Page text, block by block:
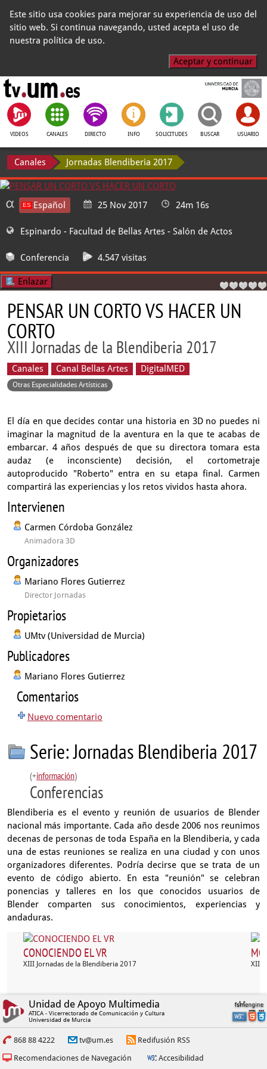
Este sitio usa cookies para mejorar su experiencia de uso del
sitio web. Si continua navegando, usted acepta el uso de
nuestra política de uso.
Aceptar y continuar
VIDEOS CANALES DIRECTO INFO SOLICITUDES BUSCAR USUARIO
Canales Jornadas Blendiberia 2017
Español 25 Nov 2017 24m 16s
Espinardo - Facultad de Bellas Artes - Salón de Actos
Conferencia 4.547 visitas
Enlazar
PENSAR UN CORTO VS HACER UN
CORTO
XIII Jornadas de la Blendiberia 2017
Canales Canal Bellas Artes DigitalMED
Otras Especialidades Artísticas
El día en que decides contar una historia en 3D no puedes ni
imaginar la magnitud de la aventura en la que te acabas de
embarcar. 4 años después de que su directora tomara esta
audaz (e inconsciente) decisión, el cortometraje
autoproducido "Roberto" entra en su etapa final. Carmen
compartirá las experiencias y los retos vividos hasta ahora.
Intervienen
Carmen Córdoba González
Animadora 3D
Organizadores
Mariano Flores Gutierrez
Director Jornadas
Propietarios
UMtv (Universidad de Murcia)
Publicadores
Mariano Flores Gutierrez
Comentarios
Nuevo comentario
Serie: Jornadas Blendiberia 2017
(+información)
Conferencias
Blendiberia es el evento y reunión de usuarios de Blender
nacional más importante. Cada año desde 2006 nos reunimos
decenas de personas de toda España en la Blendiberia, y cada
una de estas reuniones se realiza en una ciudad y con unos
organizadores diferentes. Podría decirse que se trata de un
evento de código abierto. En esta "reunión" se celebran
ponencias y talleres en los que conocidos usuarios de
Blender comparten sus conocimientos, experiencias y
andaduras.
CONOCIENDO EL VR
XIII Jornadas de la Blendiberia 2017 XIII
Unidad de Apoyo Multimedia
ATICA - Vicerrectorado de Comunicación y Cultura
Universidad de Murcia
868 88 4222 tv@um.es
Redifusión RSS
Recomendaciones de Navegación
Accesibilidad